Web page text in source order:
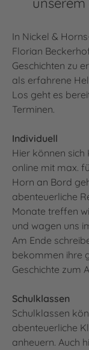
In Nickel &
Florian
Geschichten zu
als erfahrene
Los geht es
Terminen.
Individuell
Hier können
online mit max.
Horn an Bord
abenteuerliche
Monate treffen
und wagen uns
Am Ende
bekommen ihre
Geschichte zum
Schulklassen
Schulklassen
abenteuerliche
anheuern. Auch